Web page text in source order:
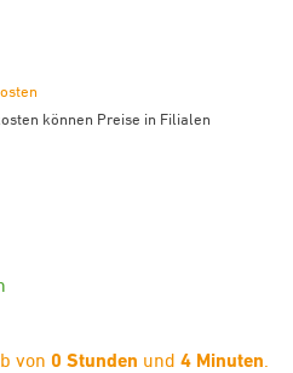
können Preise in Filialen
von 0 Stunden und 4 Minuten